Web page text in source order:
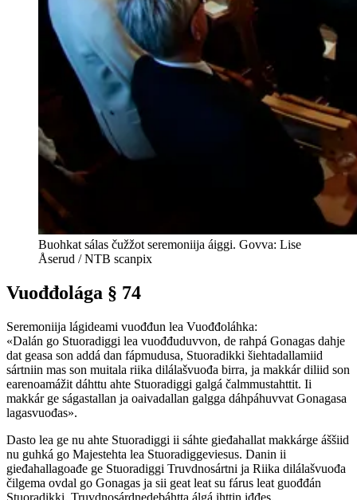
Buohkat sálas čužžot seremoniija áiggi. Govva: Lise
Åserud / NTB scanpix
Vuođđolága § 74
Seremoniija lágideami vuođđun lea Vuođđoláhka:
«Dalán go Stuoradiggi lea vuođđuduvvon, de rahpá Gonagas dahje
dat geasa son addá dan fápmudusa, Stuoradikki šiehtadallamiid
sártniin mas son muitala riika dilálašvuođa birra, ja makkár diliid son
earenoamážit dáhttu ahte Stuoradiggi galgá čalmmustahttit. Ii
makkár ge ságastallan ja oaivadallan galgga dáhpáhuvvat Gonagasa
lagasvuođas».
Dasto lea ge nu ahte Stuoradiggi ii sáhte gieđahallat makkárge áššiid
nu guhká go Majestehta lea Stuoradiggeviesus. Danin ii
gieđahallagoađe ge Stuoradiggi Truvdnosártni ja Riika dilálašvuođa
čilgema ovdal go Gonagas ja sii geat leat su fárus leat guođđán